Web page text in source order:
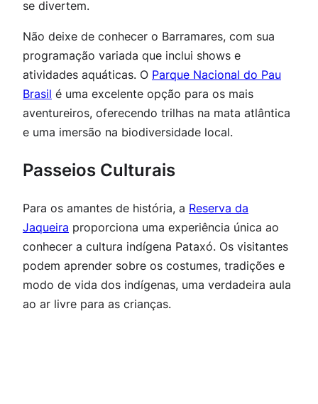
se divertem.
Não deixe de conhecer o Barramares, com sua
programação variada que inclui shows e
atividades aquáticas. O Parque Nacional do Pau
Brasil é uma excelente opção para os mais
aventureiros, oferecendo trilhas na mata atlântica
e uma imersão na biodiversidade local.
Passeios Culturais
Para os amantes de história, a Reserva da
Jaqueira proporciona uma experiência única ao
conhecer a cultura indígena Pataxó. Os visitantes
podem aprender sobre os costumes, tradições e
modo de vida dos indígenas, uma verdadeira aula
ao ar livre para as crianças.